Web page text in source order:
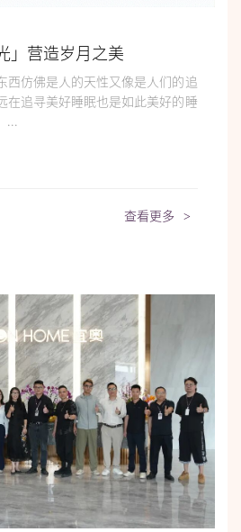
」营造岁月之美
西仿佛是人的天性又像是人们的追
在追寻美好睡眠也是如此美好的睡
...
查看更多 >